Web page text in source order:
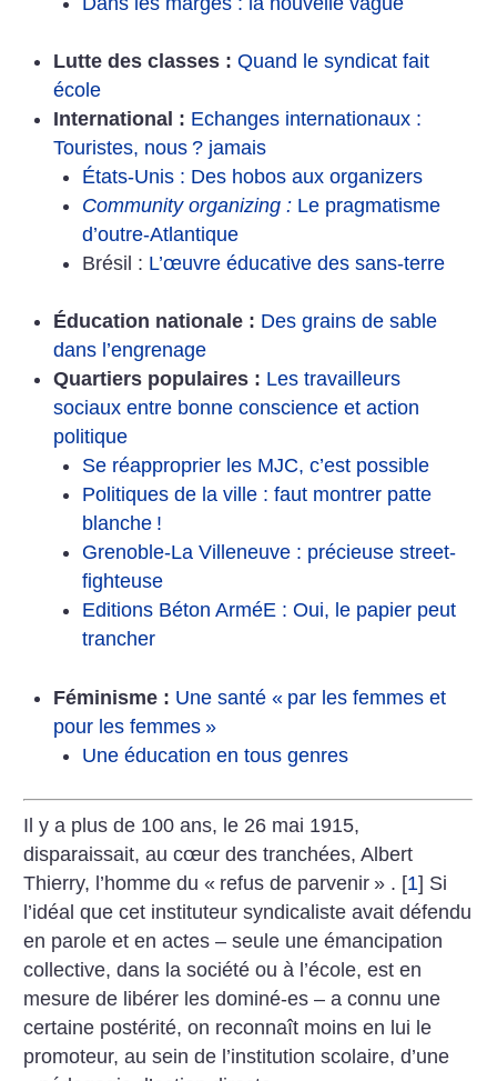
Lutte des classes : Quand le syndicat fait
école
International : Echanges internationaux :
Touristes, nous ? jamais
États-Unis : Des hobos aux organizers
Community organizing :Le pragmatisme
d’outre-Atlantique
Brésil : L’œuvre éducative des sans-terre
Éducation nationale : Des grains de sable
dans l’engrenage
Quartiers populaires : Les travailleurs
sociaux entre bonne conscience et action
politique
Se réapproprier les MJC, c’est possible
Politiques de la ville : faut montrer patte
blanche !
Grenoble-La Villeneuve : précieuse street-
fighteuse
Editions Béton ArméE : Oui, le papier peut
trancher
Féminisme : Une santé « par les femmes et
pour les femmes »
Une éducation en tous genres
Il y a plus de 100 ans, le 26 mai 1915,
disparaissait, au cœur des tranchées, Albert
Thierry, l’homme du « refus de parvenir » . [1] Si
l’idéal que cet instituteur syndicaliste avait défendu
en parole et en actes – seule une éman­cipation
collective, dans la société ou à l’école, est en
mesure de libérer les dominé-es – a connu une
certaine postérité, on reconnaît moins en lui le
promoteur, au sein de l’institution scolaire, d’une